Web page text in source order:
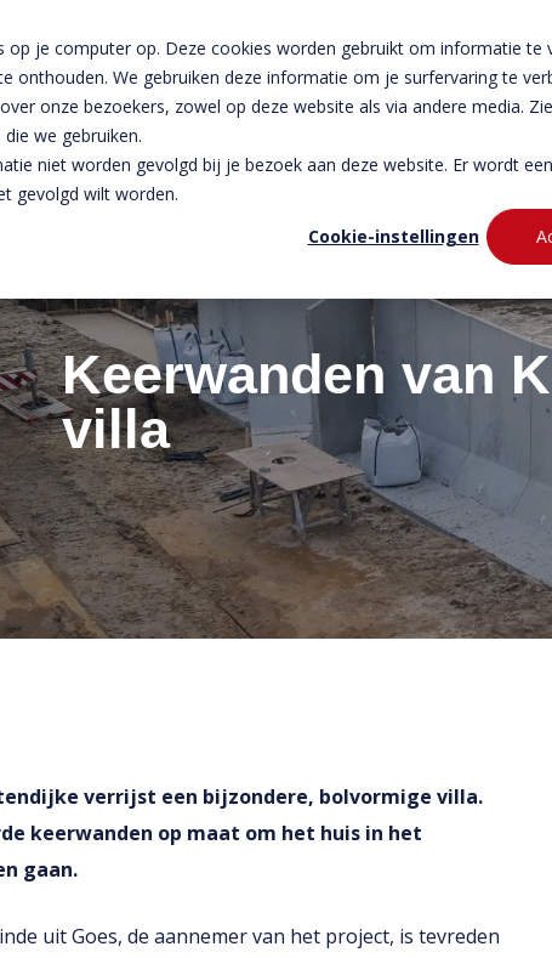
op je computer op. Deze cookies worden gebruikt om informatie te
onthouden. We gebruiken deze informatie om je surfervaring te
onze bezoekers, zowel op deze website als via andere media.
we gebruiken.
niet worden gevolgd bij je bezoek aan deze website. Er wordt
gevolgd wilt worden.
Cookie-instellingen
»Keerwanden kemper bij zeeuwse villa
Keerwanden van
villa
verrijst een bijzondere, bolvormige villa.
keerwanden op maat om het huis in het
gaan.
uit Goes, de aannemer van het project, is tevreden